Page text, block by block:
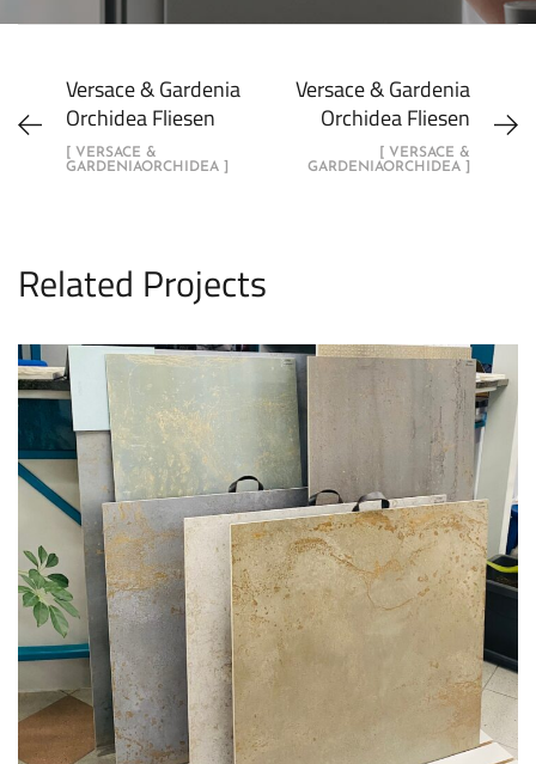
Versace & Gardenia
Orchidea Fliesen
[ VERSACE &
GARDENIAORCHIDEA ]
Versace & Gardenia
Orchidea Fliesen
[ VERSACE &
GARDENIAORCHIDEA ]
Related Projects
Versace & Gardenia Orchidea Fliesen
VERSACE & GARDENIAORCHIDEA